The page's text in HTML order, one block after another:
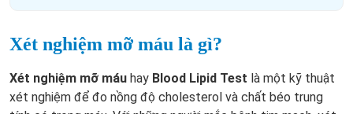
Xét nghiệm mỡ máu là gì?
Xét nghiệm mỡ máu hay Blood Lipid Test là một kỹ thuật
xét nghiệm để đo nồng độ cholesterol và chất béo trung